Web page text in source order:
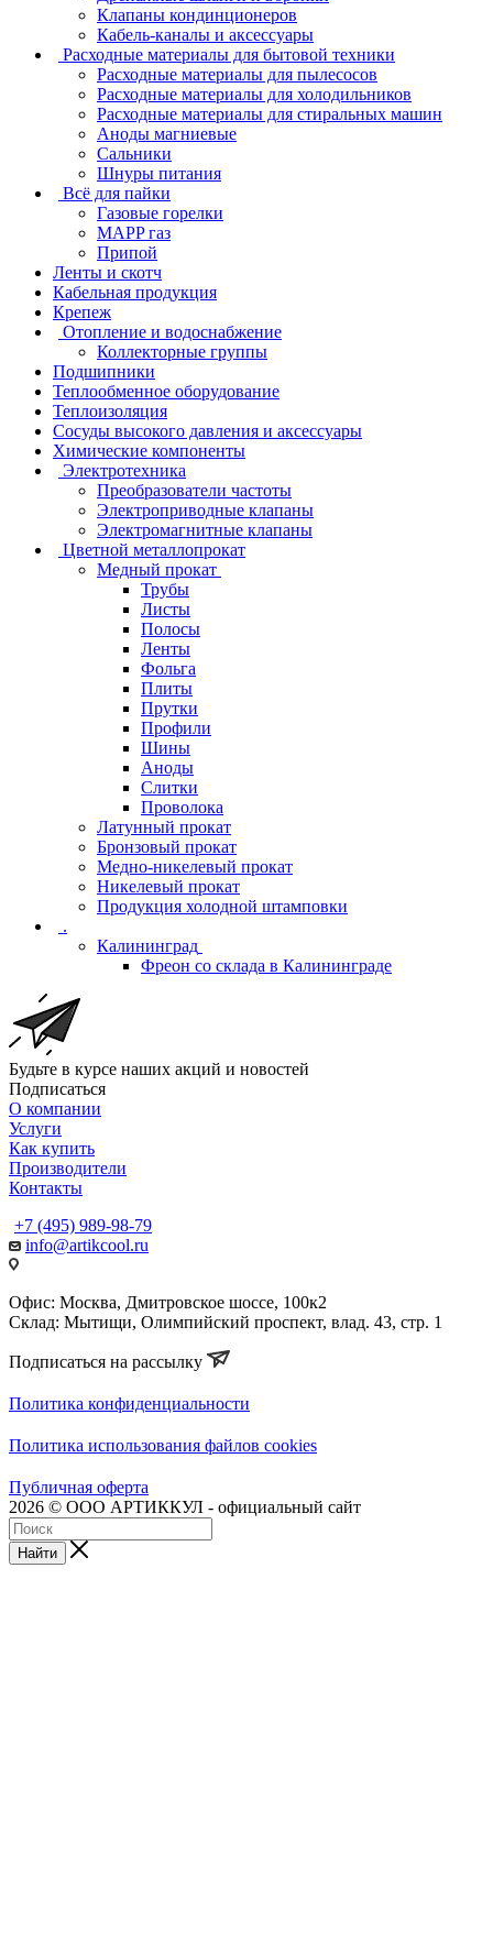
Клапаны кондинционеров
Кабель-каналы и аксессуары
Расходные материалы для бытовой техники
Расходные материалы для пылесосов
Расходные материалы для холодильников
Расходные материалы для стиральных машин
Аноды магниевые
Сальники
Шнуры питания
Всё для пайки
Газовые горелки
MAPP газ
Припой
Ленты и скотч
Кабельная продукция
Крепеж
Отопление и водоснабжение
Коллекторные группы
Подшипники
Теплообменное оборудование
Теплоизоляция
Сосуды высокого давления и аксессуары
Химические компоненты
Электротехника
Преобразователи частоты
Электроприводные клапаны
Электромагнитные клапаны
Цветной металлопрокат
Медный прокат
Трубы
Листы
Полосы
Ленты
Фольга
Плиты
Прутки
Профили
Шины
Аноды
Слитки
Проволока
Латунный прокат
Бронзовый прокат
Медно-никелевый прокат
Никелевый прокат
Продукция холодной штамповки
.
Калининград
Фреон со склада в Калининграде
Будьте в курсе наших акций и новостей
Подписаться
О компании
Услуги
Как купить
Производители
Контакты
+7 (495) 989-98-79
info@artikcool.ru
Офис: Москва, Дмитровское шоссе, 100к2
Склад: Мытищи, Олимпийский проспект, влад. 43, стр. 1
Подписаться на рассылку
Политика конфиденциальности
Политика использования файлов cookies
Публичная оферта
2026 © ООО АРТИККУЛ - официальный сайт
Найти